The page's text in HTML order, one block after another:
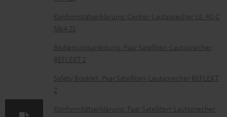
n
t
e
z
u
m
H
Konformitätserklärung: Center-Lautsprecher UL 40 C
Mk4 25
Bedienungsanleitung: Paar Satelliten-Lautsprecher
REFLEKT 2
Safety Booklet: Paar Satelliten-Lautsprecher REFLEKT
2
Konformitätserklärung: Paar Satelliten-Lautsprecher